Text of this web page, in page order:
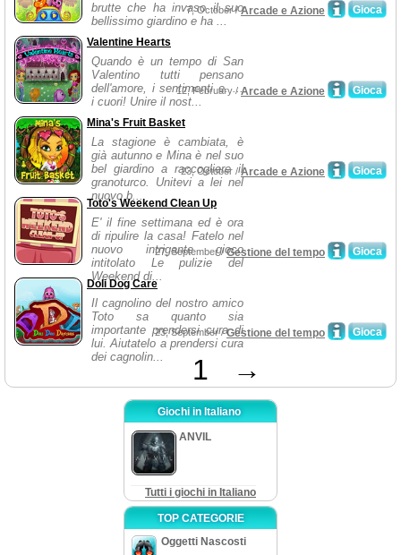
brutte che ha invaso il suo
bellissimo giardino e ha ...
Gioca
7, October /Arcade e Azione
Valentine Hearts
Quando è un tempo di San
Valentino tutti pensano
dell'amore, i sentimenti e. ...
i cuori! Unire il nost...
Gioca
12, February /Arcade e Azione
Mina's Fruit Basket
La stagione è cambiata, è
già autunno e Mina è nel suo
bel giardino a raccogliere il
granoturco. Unitevi a lei nel
nuovo b...
Gioca
23, October /Arcade e Azione
Toto's Weekend Clean Up
E' il fine settimana ed è ora
di ripulire la casa! Fatelo nel
nuovo intrigante gioco
intitolato Le pulizie del
Weekend di...
Gioca
27, September /Gestione del tempo
Doli Dog Care
Il cagnolino del nostro amico
Toto sa quanto sia
importante prendersi cura di
lui. Aiutatelo a prendersi cura
dei cagnolin...
Gioca
23, September /Gestione del tempo
1 →
Giochi in Italiano
ANVIL
Tutti i giochi in Italiano
TOP CATEGORIE
Oggetti Nascosti